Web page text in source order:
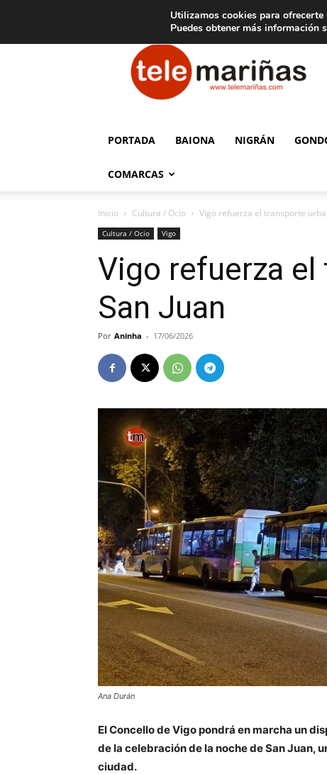
Aviso legal Tarifas de publicidad
Telemariñas
PORTADA BAIONA NIGRÁN
COMARCAS
Inicio Cultura / Ocio Vigo refuerza el transporte
Cultura / Ocio Vigo
Vigo refuerza el
San Juan
Por Aninha - 17/06/2026
Ana Durán
El Concello de Vigo pondrá en marcha un
de la celebración de la noche de San Juan,
ciudad.
Utilizamos cookies para
Puedes obtener más información